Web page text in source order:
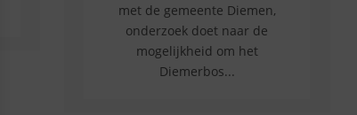
met de gemeente Diemen,
onderzoek doet naar de
mogelijkheid om het
Diemerbos...